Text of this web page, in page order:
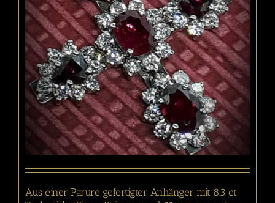
Aus einer Parure gefertigter Anhänger mit 8.3 ct